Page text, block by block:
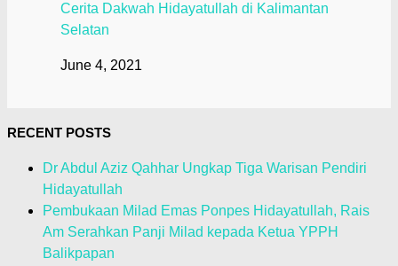
Cerita Dakwah Hidayatullah di Kalimantan
Selatan
June 4, 2021
RECENT POSTS
Dr Abdul Aziz Qahhar Ungkap Tiga Warisan Pendiri
Hidayatullah
Pembukaan Milad Emas Ponpes Hidayatullah, Rais
Am Serahkan Panji Milad kepada Ketua YPPH
Balikpapan